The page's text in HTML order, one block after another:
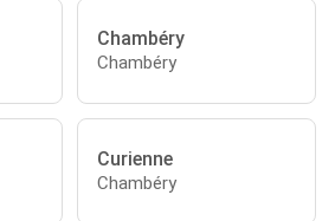
Chambéry
Chambéry
Curienne
Chambéry